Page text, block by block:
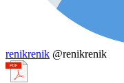
renikrenik @renikrenik